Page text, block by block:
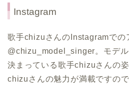
Instagram
歌手chizuさんのInstagramでの
@chizu_model_singer。モデ
決まっている歌手chizuさんの
chizuさんの魅力が満載ですので